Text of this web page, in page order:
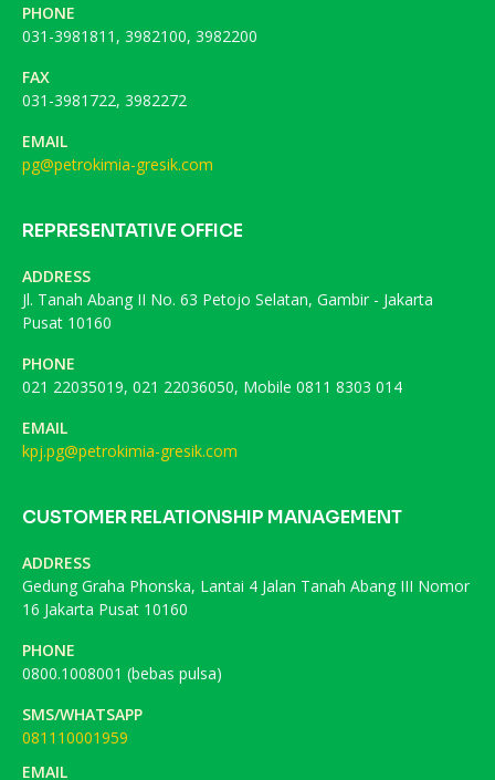
PHONE
031-3981811, 3982100, 3982200
FAX
031-3981722, 3982272
EMAIL
pg@petrokimia-gresik.com
REPRESENTATIVE OFFICE
ADDRESS
Jl. Tanah Abang II No. 63 Petojo Selatan, Gambir - Jakarta
Pusat 10160
PHONE
021 22035019, 021 22036050, Mobile 0811 8303 014
EMAIL
kpj.pg@petrokimia-gresik.com
CUSTOMER RELATIONSHIP MANAGEMENT
ADDRESS
Gedung Graha Phonska, Lantai 4 Jalan Tanah Abang III Nomor
16 Jakarta Pusat 10160
PHONE
0800.1008001 (bebas pulsa)
SMS/WHATSAPP
081110001959
EMAIL